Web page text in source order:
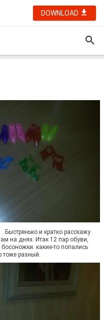
DOWNLOAD
и кратко расскажу
на днях. Итак 12 пар обуви,
какие-то попались
тоже разный.